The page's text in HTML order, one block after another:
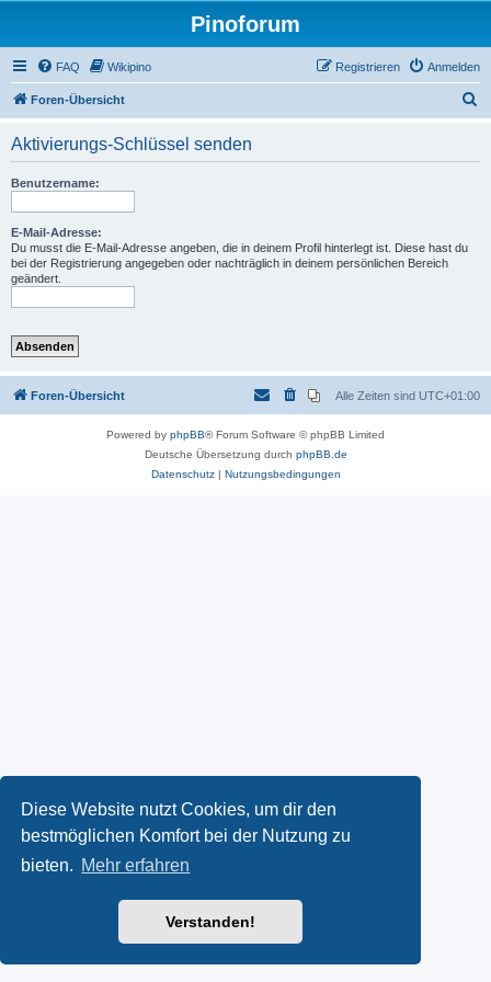
Diese Website nutzt Cookies, um dir den
bestmöglichen Komfort bei der Nutzung zu
bieten. Mehr erfahren
Verstanden!
Pinoforum
FAQ Wikipino Anmelden
Registrieren
Foren-Übersicht
Aktivierungs-Schlüssel senden
Benutzername:
E-Mail-Adresse:
Du musst die E-Mail-Adresse angeben, die in deinem Profil hinterlegt ist. Diese hast du
bei der Registrierung angegeben oder nachträglich in deinem persönlichen Bereich
geändert.
Foren-Übersicht Alle Zeiten sind UTC+01:00
Powered by phpBB® Forum Software © phpBB Limited
Deutsche Übersetzung durch phpBB.de
Datenschutz| Nutzungsbedingungen